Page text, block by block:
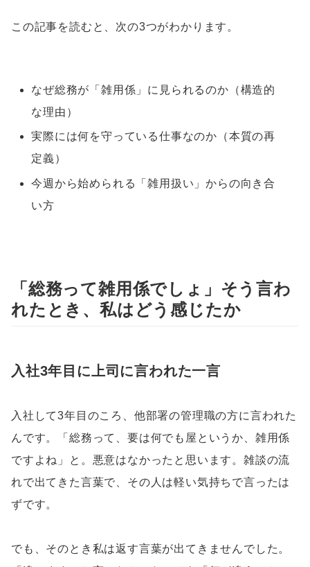
この記事を読むと、次の3つがわかります。
なぜ総務が「雑用係」に見られるのか（構造的
な理由）
実際には何を守っている仕事なのか（本質の再
定義）
今週から始められる「雑用扱い」からの向き合
い方
「総務って雑用係でしょ」そう言わ
れたとき、私はどう感じたか
入社3年目に上司に言われた一言
入社して3年目のころ、他部署の管理職の方に言われた
んです。「総務って、要は何でも屋というか、雑用係
ですよね」と。悪意はなかったと思います。雑談の流
れで出てきた言葉で、その人は軽い気持ちで言ったは
ずです。
でも、そのとき私は返す言葉が出てきませんでした。